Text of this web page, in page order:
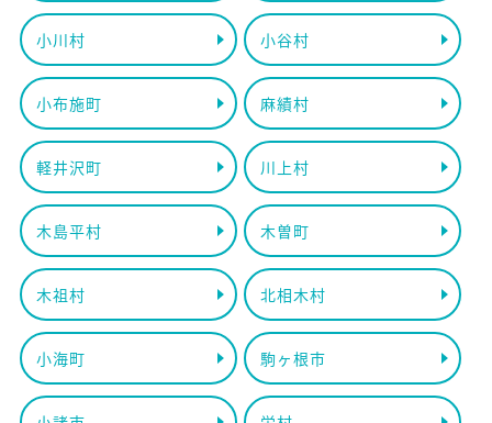
小川村 小谷村
小布施町 麻績村
軽井沢町 川上村
木島平村 木曽町
木祖村 北相木村
小海町 駒ヶ根市